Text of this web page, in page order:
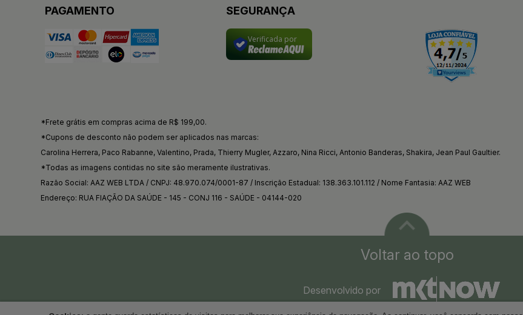
PAGAMENTO SEGURANÇA
Verificada por
*Frete grátis em compras acima de R$ 199,00.
*Cupons de desconto não podem ser aplicados nas marcas:
Carolina Herrera, Paco Rabanne, Valentino, Prada, Thierry Mugler, Azzaro, Nina Ricci, Antonio Banderas, Shakira, Jean Paul Gaultier.
*Todas as imagens contidas no site são meramente ilustrativas.
Razão Social: AAZ WEB LTDA / CNPJ: 48.970.074/0001-87 / Inscrição Estadual: 138.363.101.112 / Nome Fantasia: AAZ WEB
Endereço: RUA FIAÇÃO DA SAÚDE - 145 - CONJ 116 - SAÚDE - 04144-020
Voltar ao topo
Desenvolvido por